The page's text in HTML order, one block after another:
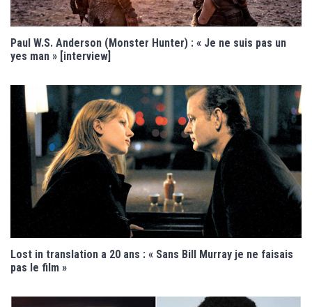
Paul W.S. Anderson (Monster Hunter) : « Je ne suis pas un
yes man » [interview]
Lost in translation a 20 ans : « Sans Bill Murray je ne faisais
pas le film »